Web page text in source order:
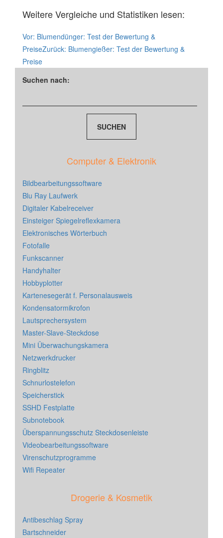
Weitere Vergleiche und Statistiken lesen:
Vor: Blumendünger: Test der Bewertung &
PreiseZurück: Blumengießer: Test der Bewertung &
Preise
Suchen nach:
Computer & Elektronik
Bildbearbeitungssoftware
Blu Ray Laufwerk
Digitaler Kabelreceiver
Einsteiger Spiegelreflexkamera
Elektronisches Wörterbuch
Fotofalle
Funkscanner
Handyhalter
Hobbyplotter
Kartenesegerät f. Personalausweis
Kondensatormikrofon
Lautsprechersystem
Master-Slave-Steckdose
Mini Überwachungskamera
Netzwerkdrucker
Ringblitz
Schnurlostelefon
Speicherstick
SSHD Festplatte
Subnotebook
Überspannungsschutz Steckdosenleiste
Videobearbeitungssoftware
Virenschutzprogramme
Wifi Repeater
Drogerie & Kosmetik
Antibeschlag Spray
Bartschneider